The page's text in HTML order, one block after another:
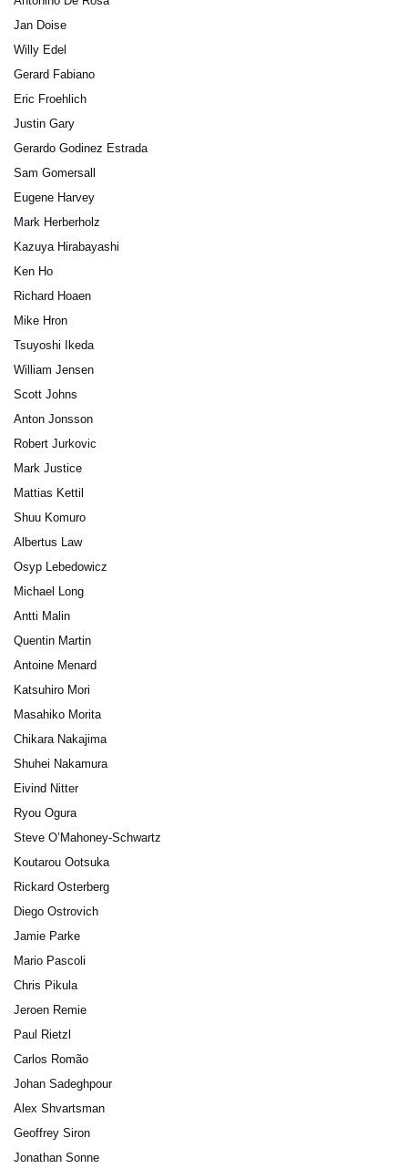
Jan Doise
Willy Edel
Gerard Fabiano
Eric Froehlich
Justin Gary
Gerardo Godinez Estrada
Sam Gomersall
Eugene Harvey
Mark Herberholz
Kazuya Hirabayashi
Ken Ho
Richard Hoaen
Mike Hron
Tsuyoshi Ikeda
William Jensen
Scott Johns
Anton Jonsson
Robert Jurkovic
Mark Justice
Mattias Kettil
Shuu Komuro
Albertus Law
Osyp Lebedowicz
Michael Long
Antti Malin
Quentin Martin
Antoine Menard
Katsuhiro Mori
Masahiko Morita
Chikara Nakajima
Shuhei Nakamura
Eivind Nitter
Ryou Ogura
Steve O’Mahoney-Schwartz
Koutarou Ootsuka
Rickard Osterberg
Diego Ostrovich
Jamie Parke
Mario Pascoli
Chris Pikula
Jeroen Remie
Paul Rietzl
Carlos Romão
Johan Sadeghpour
Alex Shvartsman
Geoffrey Siron
Jonathan Sonne